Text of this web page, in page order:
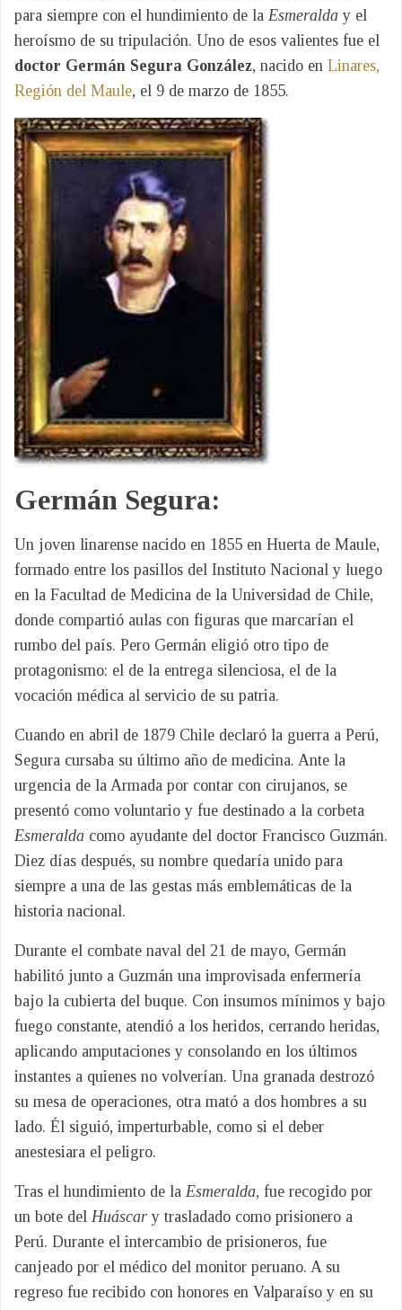
para siempre con el hundimiento de la Esmeralda y el
heroísmo de su tripulación. Uno de esos valientes fue el
doctor Germán Segura González, nacido en Linares,
Región del Maule, el 9 de marzo de 1855.
Germán Segura:
Un joven linarense nacido en 1855 en Huerta de Maule,
formado entre los pasillos del Instituto Nacional y luego
en la Facultad de Medicina de la Universidad de Chile,
donde compartió aulas con figuras que marcarían el
rumbo del país. Pero Germán eligió otro tipo de
protagonismo: el de la entrega silenciosa, el de la
vocación médica al servicio de su patria.
Cuando en abril de 1879 Chile declaró la guerra a Perú,
Segura cursaba su último año de medicina. Ante la
urgencia de la Armada por contar con cirujanos, se
presentó como voluntario y fue destinado a la corbeta
Esmeralda como ayudante del doctor Francisco Guzmán.
Diez días después, su nombre quedaría unido para
siempre a una de las gestas más emblemáticas de la
historia nacional.
Durante el combate naval del 21 de mayo, Germán
habilitó junto a Guzmán una improvisada enfermería
bajo la cubierta del buque. Con insumos mínimos y bajo
fuego constante, atendió a los heridos, cerrando heridas,
aplicando amputaciones y consolando en los últimos
instantes a quienes no volverían. Una granada destrozó
su mesa de operaciones, otra mató a dos hombres a su
lado. Él siguió, imperturbable, como si el deber
anestesiara el peligro.
Tras el hundimiento de la Esmeralda, fue recogido por
un bote del Huáscar y trasladado como prisionero a
Perú. Durante el intercambio de prisioneros, fue
canjeado por el médico del monitor peruano. A su
regreso fue recibido con honores en Valparaíso y en su